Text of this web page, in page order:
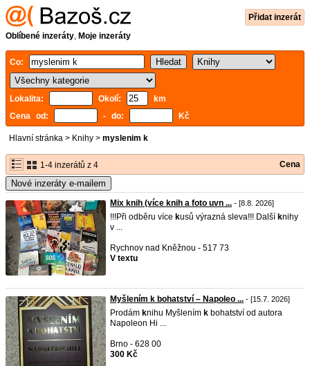
Přidat inzerát
Oblíbené inzeráty, Moje inzeráty
Co:
Lokalita: Okolí:
km
Cena od:
- do: Kč
Hlavní stránka > Knihy > myslenim k
1-4 inzerátů z 4 Cena
Nové inzeráty e-mailem
Mix knih (více knih a foto uvn ... - [8.8. 2026]
!!!Při odběru více kusů výrazná sleva!!! Další knihy
v ...
Rychnov nad Kněžnou - 517 73
V textu
Myšlením k bohatství – Napoleo ... - [15.7. 2026]
Prodám knihu Myšlením k bohatství od autora
Napoleon Hi ...
Brno - 628 00
300 Kč